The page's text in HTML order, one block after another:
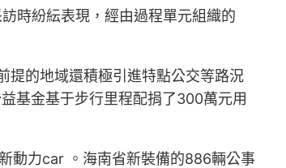
時紛紜表現，經由過程單元組織的
提的地域還積極引進特點公交等路況
基金基于步行里程配捐了300萬元用
動力car 。海南省新裝備的886輛公事